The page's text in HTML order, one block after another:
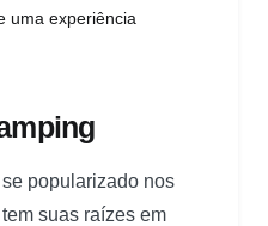
uma experiência
popularizado nos
tem suas raízes em